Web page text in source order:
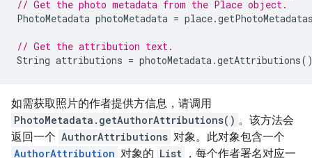
// Get the photo metadata from the Place object.
PhotoMetadata photoMetadata = place.
// Get the attribution text.
String attributions = photoMetadata.getAttributions
如需获取照片的作者提供方信息，请调用
PhotoMetadata.getAuthorAttributions() 。该方法会
返回一个 AuthorAttributions 对象。此对象包含一个
AuthorAttribution 对象的 List ，每个作者署名对应一